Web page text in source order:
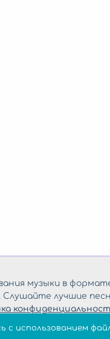
музыки в
лучшие
с использованием